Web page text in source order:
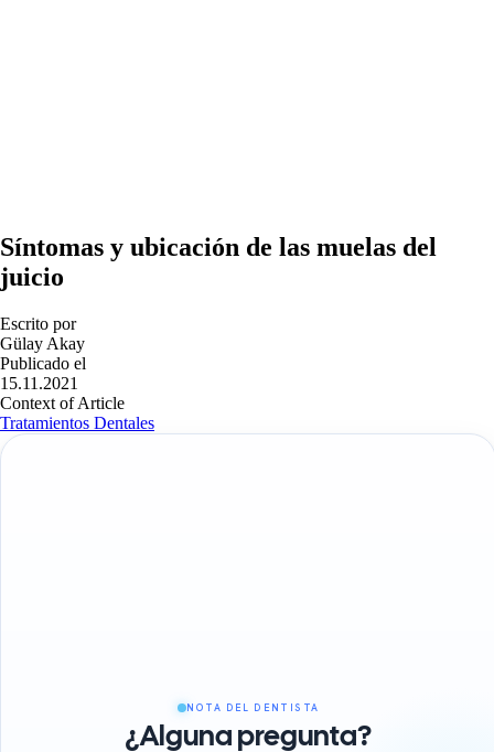
Síntomas y ubicación de las muelas del
juicio
Escrito por
Gülay Akay
Publicado el
15.11.2021
Context of Article
Tratamientos Dentales
NOTA DEL DENTISTA
¿Alguna pregunta?